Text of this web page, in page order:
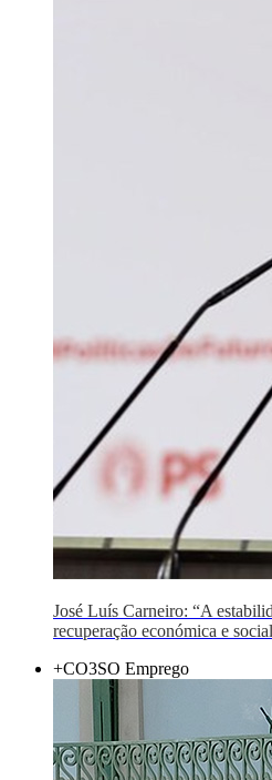
José Luís Carneiro: “A
recuperação económica e
+CO3SO Emprego